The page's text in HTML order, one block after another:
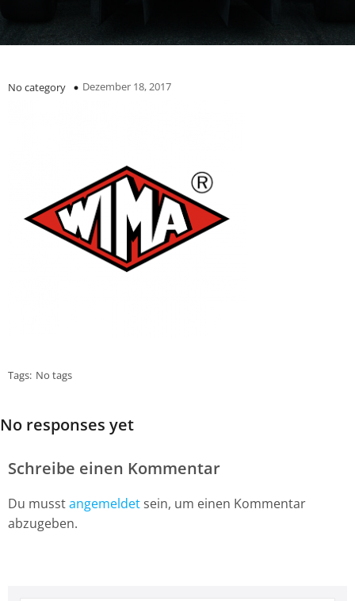
No category Dezember 18, 2017
Tags: No tags
No responses yet
Schreibe einen Kommentar
Du musstangemeldet sein, um einen Kommentar
abzugeben.